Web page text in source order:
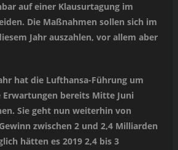
auf einer Klausurtagung im
Die Maßnahmen sollen sich im
Jahr auszahlen, vor allem aber
hat die Lufthansa-Führung um
Erwartungen bereits Mitte Juni
Sie geht nun weiterhin von
zwischen 2 und 2,4 Milliarden
hätten es 2019 2,4 bis 3